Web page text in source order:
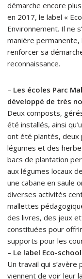
démarche encore
en 2017, le label «
Environnement. Il ne
manière
renforcer sa
reconnaissance.
– Les écoles Parc
développé de très
Deux composts,
été installés, ainsi
ont été plantés, deux
légumes et des
bacs de plantation
aux légumes locaux
une cabane en saule
diverses activités
mallettes
des livres, des jeux
constituées pour
supports pour les
– Le label Eco-
Un travail qui
viennent de voir leur